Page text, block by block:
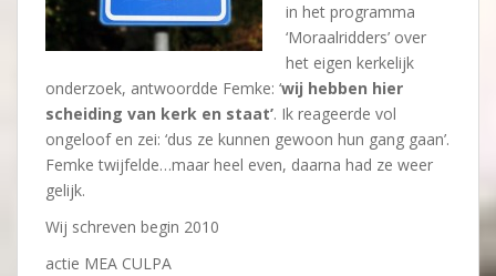
in het programma
‘Moraalridders’ over
het eigen kerkelijk
onderzoek, antwoordde Femke: ‘wij hebben hier
scheiding van kerk en staat’. Ik reageerde vol
ongeloof en zei: ‘dus ze kunnen gewoon hun gang gaan’.
Femke twijfelde…maar heel even, daarna had ze weer
gelijk.
Wij schreven begin 2010
actie MEA CULPA